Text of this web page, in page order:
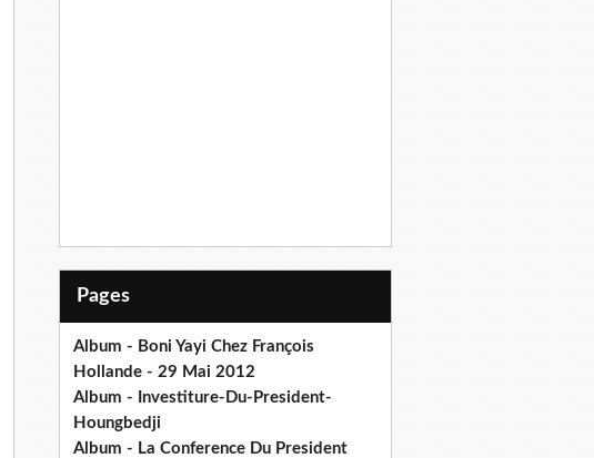
Pages
Album - Boni Yayi Chez François
Hollande - 29 Mai 2012
Album - Investiture-Du-President-
Houngbedji
Album - La Conference Du President